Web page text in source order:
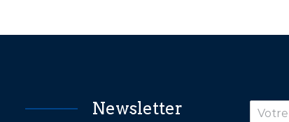
Newsletter